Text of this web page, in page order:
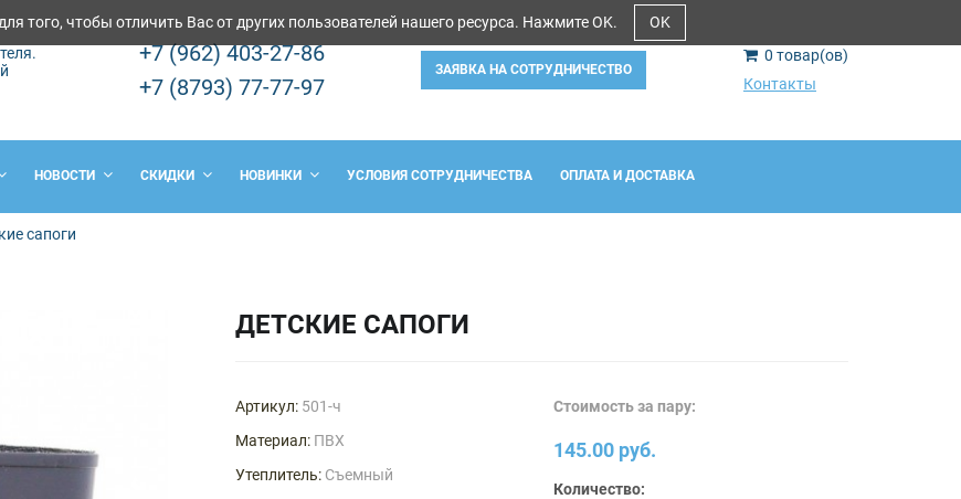
+7 (962) 403-27-86
+7 (8793) 77-77-97
ЗАЯВКА НА СОТРУДНИЧЕСТВО
0 товар(ов)
Контакты
НОВОСТИ СКИДКИ НОВИНКИ УСЛОВИЯ СОТРУДНИЧЕСТВА ОПЛАТА И ДОСТАВКА
сапоги
ДЕТСКИЕ САПОГИ
Артикул: 501-ч
Материал: ПВХ
Утеплитель: Съемный
Стоимость за пару:
145.00 руб.
Количество:
для того, чтобы отличить Вас от других пользователей нашего ресурса. Нажмите OK. OK